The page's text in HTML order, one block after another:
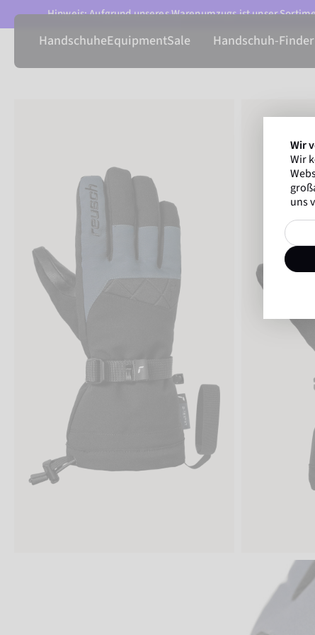
Hinweis: Aufgrund unseres Warenumzugs ist unser
HandschuheEquipmentSale Handschuh-Finder
Wir
Wir
uns